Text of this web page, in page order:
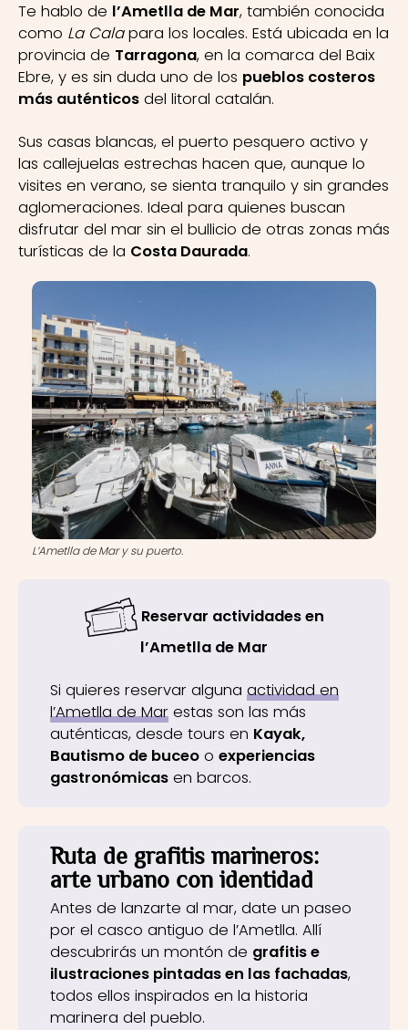
Te hablo de l’Ametlla de Mar, también conocida
como La Calapara los locales. Está ubicada en la
provincia de Tarragona, en la comarca del Baix
Ebre, y es sin duda uno de los pueblos costeros
más auténticos del litoral catalán.
Sus casas blancas, el puerto pesquero activo y
las callejuelas estrechas hacen que, aunque lo
visites en verano, se sienta tranquilo y sin grandes
aglomeraciones. Ideal para quienes buscan
disfrutar del mar sin el bullicio de otras zonas más
turísticas de la Costa Daurada.
L’Ametlla de Mar y su puerto.
Reservar actividades en
l’Ametlla de Mar
Si quieres reservar alguna actividad en
l’Ametlla de Mar estas son las más
auténticas, desde tours en Kayak,
Bautismo de buceo o experiencias
gastronómicas en barcos.
Ruta de grafitis marineros:
arte urbano con identidad
Antes de lanzarte al mar, date un paseo
por el casco antiguo de l’Ametlla. Allí
descubrirás un montón de grafitis e
ilustraciones pintadas en las fachadas,
todos ellos inspirados en la historia
marinera del pueblo.